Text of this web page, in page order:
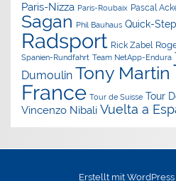
Paris-Nizza Paris-Roubaix Pascal
Sagan Phil Bauhaus Quick-
Radsport Rick Zabel
Spanien-Rundfahrt Team NetApp-Endura
Dumoulin Tony Martin
France Tour de Suisse Tour
Vincenzo Nibali Vuelta a
Erstellt mit WordPress